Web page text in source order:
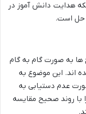
هدایت دانش آموز در
حل است.
ها به صورت گام به گام
اند. این موضوع به
عدم دستیابی به
با روند صحیح مقایسه